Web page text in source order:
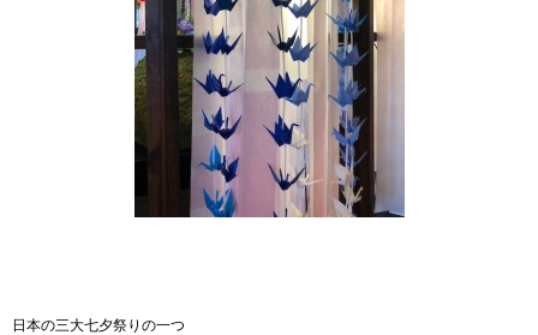
日本の三大七夕祭りの一つ